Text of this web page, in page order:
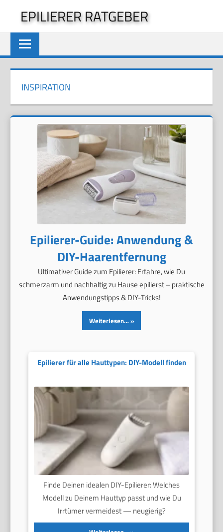
springen
EPILIERER RATGEBER
INSPIRATION
Epilierer-Guide: Anwendung &
DIY-Haarentfernung
Ultimativer Guide zum Epilierer: Erfahre, wie Du
schmerzarm und nachhaltig zu Hause epilierst – praktische
Anwendungstipps & DIY-Tricks!
Weiterlesen…
Epilierer für alle Hauttypen: DIY-Modell finden
Finde Deinen idealen DIY-Epilierer: Welches
Modell zu Deinem Hauttyp passt und wie Du
Irrtümer vermeidest — neugierig?